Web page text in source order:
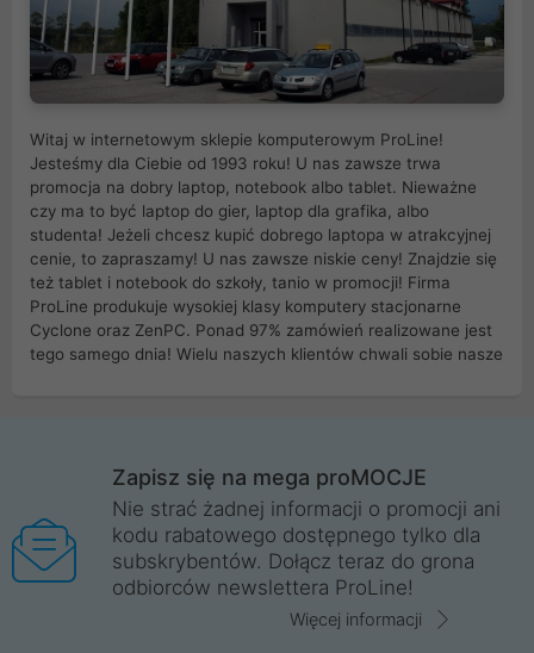
Witaj w internetowym sklepie komputerowym ProLine!
Jesteśmy dla Ciebie od 1993 roku! U nas zawsze trwa
promocja na dobry laptop, notebook albo tablet. Nieważne
czy ma to być laptop do gier, laptop dla grafika, albo
studenta! Jeżeli chcesz kupić dobrego laptopa w atrakcyjnej
cenie, to zapraszamy! U nas zawsze niskie ceny! Znajdzie się
też tablet i notebook do szkoły, tanio w promocji! Firma
ProLine produkuje wysokiej klasy komputery stacjonarne
Cyclone oraz ZenPC. Ponad 97% zamówień realizowane jest
tego samego dnia! Wielu naszych klientów chwali sobie nasze
Wrocław, Poznań, Legnica, Katowice, Gliwice, Kalisz, Bytom,
Trzebnica, Opole. Szybka i profesjonalna obsługa!
ProLine to polska firma ze 100% polskim kapitałem. Działamy
legalnie i płacimy podatki w naszym kraju! Posiadamy siedzibę
główną w Mirkowie oraz salony na terenie kraju. Cała
komunikacja ze sklepem komputerowym ProLine jest
Zapisz się na mega proMOCJE
Nie strać żadnej informacji o promocji ani
kodu rabatowego dostępnego tylko dla
subskrybentów. Dołącz teraz do grona
odbiorców newslettera ProLine!
Więcej informacji